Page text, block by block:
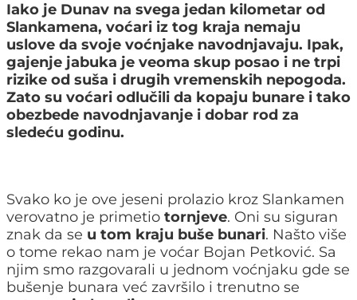
Iako je Dunav na svega jedan kilometar od
Slankamena, voćari iz tog kraja nemaju
uslove da svoje voćnjake navodnjavaju. Ipak,
gajenje jabuka je veoma skup posao i ne trpi
rizike od suša i drugih vremenskih nepogoda.
Zato su voćari odlučili da kopaju bunare i tako
obezbede navodnjavanje i dobar rod za
sledeću godinu.
Svako ko je ove jeseni prolazio kroz Slankamen
verovatno je primetio tornjeve. Oni su siguran
znak da se u tom kraju buše bunari. Našto više
o tome rekao nam je voćar Bojan Petković. Sa
njim smo razgovarali u jednom voćnjaku gde se
bušenje bunara već završilo i trenutno se